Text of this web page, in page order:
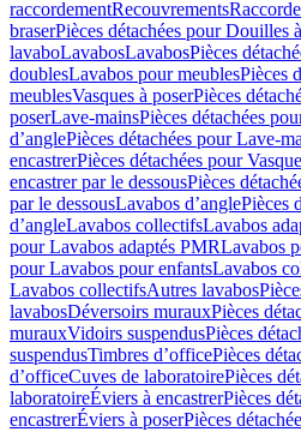
raccordementRecouvrements
braserPièces détachées pour Douilles
lavaboLavabosLavabosPièces
doublesLavabos pour meublesPièces
meublesVasques à poserPièces
poserLave-mainsPièces détachées
d’anglePièces détachées pour Lave-
encastrerPièces détachées pour
encastrer par le dessousPièces
par le dessousLavabos d’anglePièces
d’angleLavabos collectifsLavabos
pour Lavabos adaptés PMRLavabos
pour Lavabos pour enfantsLavabos
Lavabos collectifsAutres lavabos
lavabosDéversoirs murauxPièces
murauxVidoirs suspendusPièces
suspendusTimbres dʼofficePièces
dʼofficeCuves de laboratoirePièces
laboratoireÉviers à encastrerPièces
encastrerÉviers à poserPièces